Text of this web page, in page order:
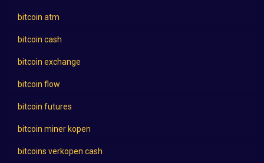
bitcoin atm
bitcoin cash
bitcoin exchange
bitcoin flow
bitcoin futures
bitcoin miner kopen
bitcoins verkopen cash